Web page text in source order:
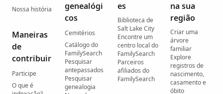
Nossa história
Maneiras
de
contribuir
Participe
O que é
genealógi
cos
Cemitérios
Catálogo do
FamilySearch
Pesquisar
antepassados
Pesquisar
genealogia
es
Biblioteca de
Salt Lake City
Encontre um
centro local do
FamilySearch
Parceiros
afiliados do
FamilySearch
na sua
região
Criar uma
árvore
familiar
Explore
registros de
nascimento,
casamento e
óbito